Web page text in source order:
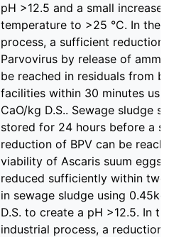
pH >12.5 and a small increase
temperature to >25 °C. In the
process, a sufficient reduction
Parvovirus by release of
be reached in residuals from
facilities within 30 minutes
CaO/kg D.S.. Sewage sludge
stored for 24 hours before a
reduction of BPV can be
viability of Ascaris suum eggs
reduced sufficiently within
in sewage sludge using
D.S. to create a pH >12.5. In
industrial process, a reduction